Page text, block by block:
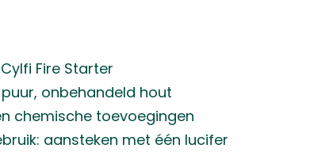
Fire Starter
puur, onbehandeld hout
chemische toevoegingen
aansteken met één lucifer